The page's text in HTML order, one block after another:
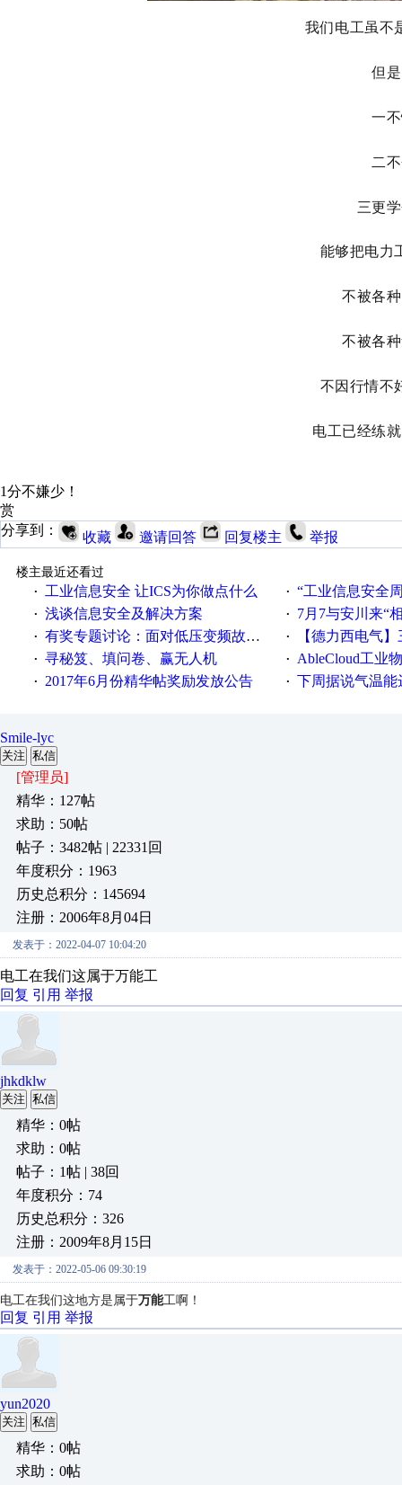
我们电工虽不
但
一
二
三更
能够把电力
不被各
不被各
不因行情不
电工已经练
1分不嫌少！
赏
分享到：
收藏 邀请回答 回复楼主 举报
楼主最近还看过
·
工业信息安全 让ICS为你做点什么 · “工业信息安全周之我见”
· 浅谈信息安全及解决方案 · 7月7与安川来“
· 有奖专题讨论：面对低压变频故障，老手是这样解决的！ · 【德力西电气】三
· 寻秘笈、填问卷、赢无人机 · AbleCloud工业物联
· 2017年6月份精华帖奖励发放公告 · 下周据说气温能
Smile-lyc
关注 私信
[管理员]
精华：127帖
求助：50帖
帖子：3482帖 | 22331回
年度积分：1963
历史总积分：145694
注册：2006年8月04日
发表于：2022-04-07 10:04:20
电工在我们这属于万能工
回复 引用 举报
jhkdklw
关注 私信
精华：0帖
求助：0帖
帖子：1帖 | 38回
年度积分：74
历史总积分：326
注册：2009年8月15日
发表于：2022-05-06 09:30:19
电工在我们这地方是属于万能工啊！
回复 引用 举报
yun2020
关注 私信
精华：0帖
求助：0帖